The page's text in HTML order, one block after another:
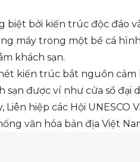
biệt bởi kiến trúc độc đáo
máy trong một bể cá
khách sạn.
kiến trúc bắt nguồn
được ví như cửa sổ
hiệp các Hội UNESCO
văn hóa bản địa Việt